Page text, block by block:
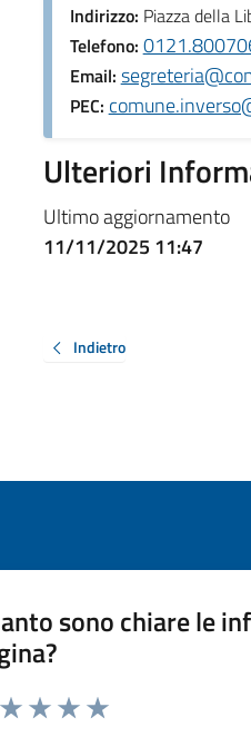
Indirizzo: Piazza della
Telefono:
Email:
PEC:
Ulteriori
Ultimo aggiornamento
11/11/2025 11:47
Indietro
sono chiare le
da 1 a 5 stelle la pagina